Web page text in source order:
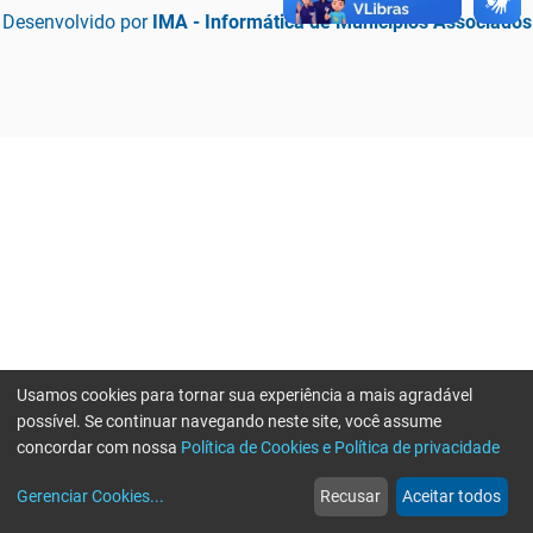
Desenvolvido por IMA - Informática de Municípios Associados
web
Notícias
more_horiz
Mais
Usamos cookies para tornar sua experiência a mais agradável
possível. Se continuar navegando neste site, você assume
concordar com nossa Política de Cookies e Política de privacidade
Gerenciar Cookies... Recusar Aceitar todos
Erro ao enviar informações, por favor tente novamente